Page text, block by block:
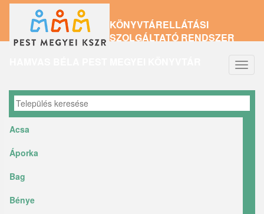
tartalomra
KÖNYVTÁRELLÁTÁSI
SZOLGÁLTATÓ RENDSZER
Acsa
Áporka
Bag
Bénye